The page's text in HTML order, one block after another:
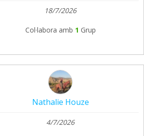
18/7/2026
Col·labora amb 1 Grup
Nathalie Houze
4/7/2026